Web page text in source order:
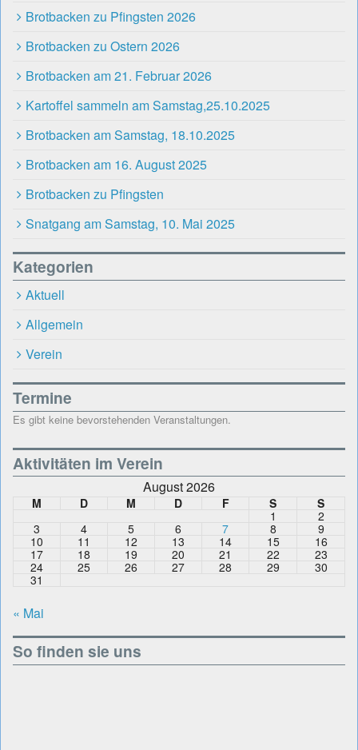
Brotbacken zu Pfingsten 2026
Brotbacken zu Ostern 2026
Brotbacken am 21. Februar 2026
Kartoffel sammeln am Samstag,25.10.2025
Brotbacken am Samstag, 18.10.2025
Brotbacken am 16. August 2025
Brotbacken zu Pfingsten
Snatgang am Samstag, 10. Mai 2025
Kategorien
Aktuell
Allgemein
Verein
Termine
Es gibt keine bevorstehenden Veranstaltungen.
Aktivitäten im Verein
August 2026
M D M D F S
S
1
2
3
4 5 6 7 8
9
10
11 12 13 14 15
16
17
18 19 20 21 22
23
24
25 26 27 28 29
30
31
« Mai
So finden sie uns